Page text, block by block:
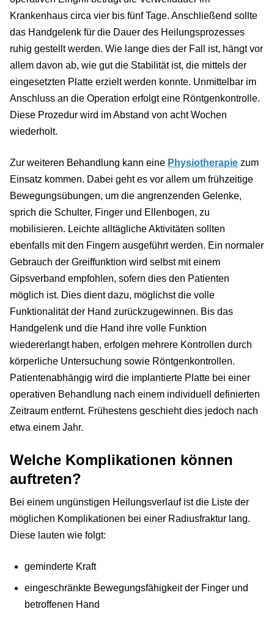
Krankenhaus circa vier bis fünf Tage. Anschließend sollte
das Handgelenk für die Dauer des Heilungsprozesses
ruhig gestellt werden. Wie lange dies der Fall ist, hängt vor
allem davon ab, wie gut die Stabilität ist, die mittels der
eingesetzten Platte erzielt werden konnte. Unmittelbar im
Anschluss an die Operation erfolgt eine Röntgenkontrolle.
Diese Prozedur wird im Abstand von acht Wochen
wiederholt.
Zur weiteren Behandlung kann eine Physiotherapie zum
Einsatz kommen. Dabei geht es vor allem um frühzeitige
Bewegungsübungen, um die angrenzenden Gelenke,
sprich die Schulter, Finger und Ellenbogen, zu
mobilisieren. Leichte alltägliche Aktivitäten sollten
ebenfalls mit den Fingern ausgeführt werden. Ein normaler
Gebrauch der Greiffunktion wird selbst mit einem
Gipsverband empfohlen, sofern dies den Patienten
möglich ist. Dies dient dazu, möglichst die volle
Funktionalität der Hand zurückzugewinnen. Bis das
Handgelenk und die Hand ihre volle Funktion
wiedererlangt haben, erfolgen mehrere Kontrollen durch
körperliche Untersuchung sowie Röntgenkontrollen.
Patientenabhängig wird die implantierte Platte bei einer
operativen Behandlung nach einem individuell definierten
Zeitraum entfernt. Frühestens geschieht dies jedoch nach
etwa einem Jahr.
Welche Komplikationen können
auftreten?
Bei einem ungünstigen Heilungsverlauf ist die Liste der
möglichen Komplikationen bei einer Radiusfraktur lang.
Diese lauten wie folgt:
geminderte Kraft
eingeschränkte Bewegungsfähigkeit der Finger und
betroffenen Hand